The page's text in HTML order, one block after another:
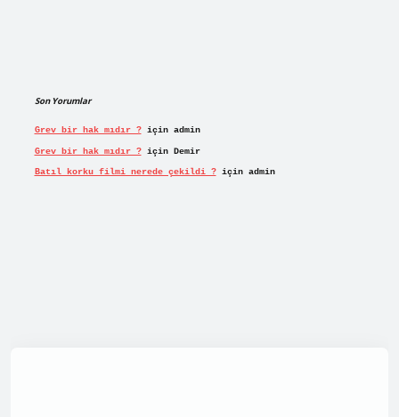
Son Yorumlar
Grev bir hak mıdır ?için admin
Grev bir hak mıdır ?için Demir
Batıl korku filmi nerede çekildi ?için admin